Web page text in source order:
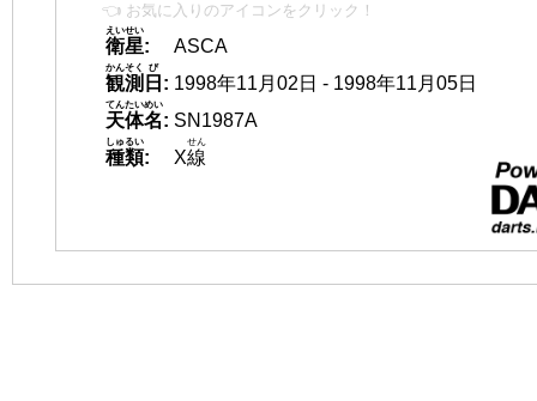
👈 お気に入りのアイコンをクリック！
衛星
えいせい
:
ASCA
観測
かんそく
日
び
: 1998年11月02日 - 1998年11月05日
天体名
てんたいめい
: SN1987A
種類
しゅるい
: X線
せん